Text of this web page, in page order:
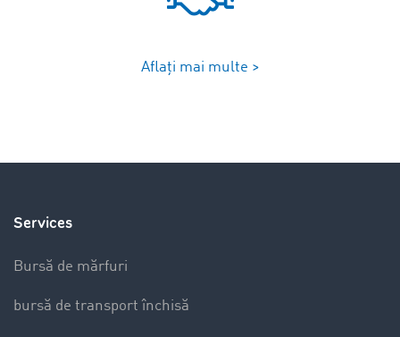
Aflați mai multe >
Services
Bursă de mărfuri
bursă de transport închisă